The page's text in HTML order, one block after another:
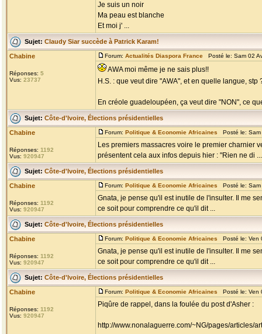
Je suis un noir
Ma peau est blanche
Et moi j' ...
Sujet: Claudy Siar succède à Patrick Karam!
Chabine
Réponses: 5
Vus: 23737
Forum: Actualités Diaspora France Posté le: Sam 02
AWA moi même je ne sais plus!!
H.S. : que veut dire "AWA", et en quelle langue,
En créole guadeloupéen, ça veut dire "NON", ce
Sujet: Côte-d'Ivoire, Élections présidentielles
Chabine
Réponses: 1192
Vus: 920947
Forum: Politique & Economie Africaines Posté le:
Les premiers massacres voire le premier charnier
présentent cela aux infos depuis hier : "Rien ne di ...
Sujet: Côte-d'Ivoire, Élections présidentielles
Chabine
Réponses: 1192
Vus: 920947
Forum: Politique & Economie Africaines Posté le:
Gnata, je pense qu'il est inutile de l'insulter. Il me
ce soit pour comprendre ce qu'il dit ...
Sujet: Côte-d'Ivoire, Élections présidentielles
Chabine
Réponses: 1192
Vus: 920947
Forum: Politique & Economie Africaines Posté le: Ven
Gnata, je pense qu'il est inutile de l'insulter. Il me
ce soit pour comprendre ce qu'il dit ...
Sujet: Côte-d'Ivoire, Élections présidentielles
Chabine
Réponses: 1192
Vus: 920947
Forum: Politique & Economie Africaines Posté le: Ven
Piqûre de rappel, dans la foulée du post d'Asher :
http://www.nonalaguerre.com/~NG/pages/articles/